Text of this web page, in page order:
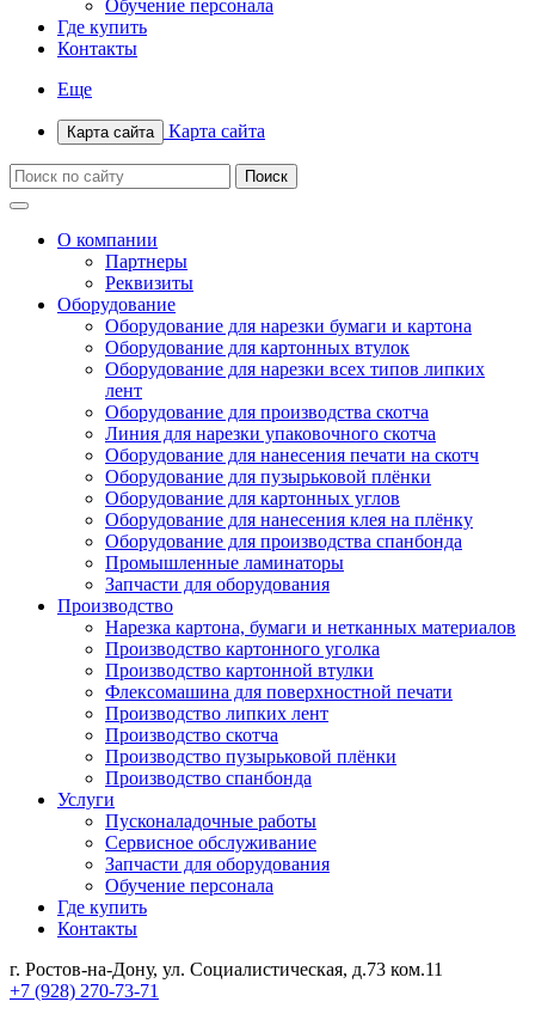
Обучение персонала
Где купить
Контакты
Еще
Карта сайта Карта сайта
О компании
Партнеры
Реквизиты
Оборудование
Оборудование для нарезки бумаги и картона
Оборудование для картонных втулок
Оборудование для нарезки всех типов липких
лент
Оборудование для производства скотча
Линия для нарезки упаковочного скотча
Оборудование для нанесения печати на скотч
Оборудование для пузырьковой плёнки
Оборудование для картонных углов
Оборудование для нанесения клея на плёнку
Оборудование для производства спанбонда
Промышленные ламинаторы
Запчасти для оборудования
Производство
Нарезка картона, бумаги и нетканных материалов
Производство картонного уголка
Производство картонной втулки
Флексомашина для поверхностной печати
Производство липких лент
Производство скотча
Производство пузырьковой плёнки
Производство спанбонда
Услуги
Пусконаладочные работы
Сервисное обслуживание
Запчасти для оборудования
Обучение персонала
Где купить
Контакты
г. Ростов-на-Дону, ул. Социалистическая, д.73 ком.11
+7 (928) 270-73-71